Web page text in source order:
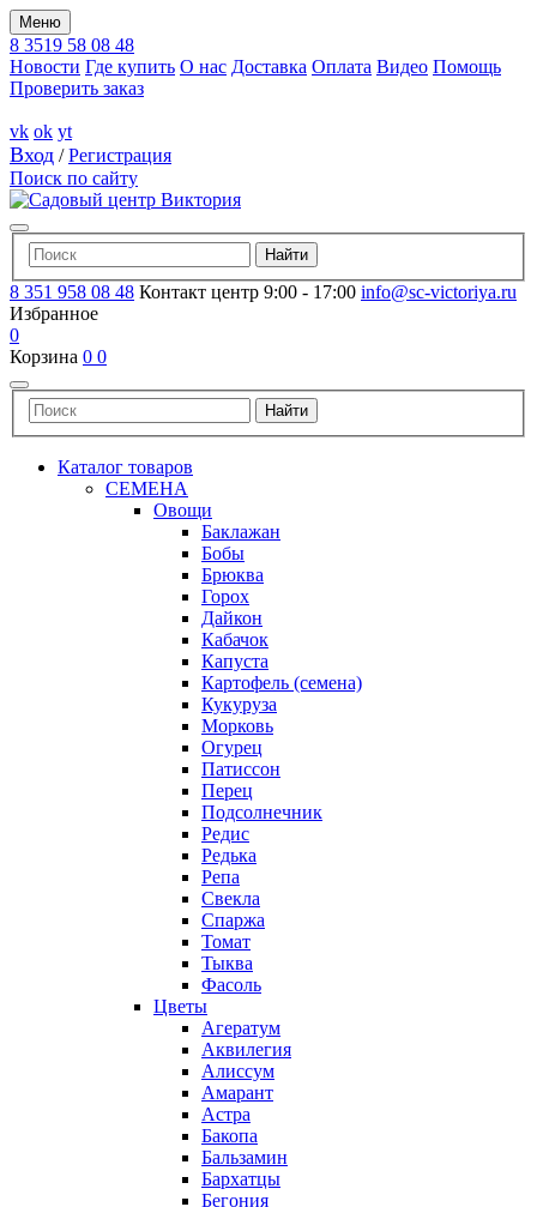
Меню
8 3519 58 08 48
Новости Где купить О нас Доставка Оплата Видео Помощь
Проверить заказ
vk ok yt
Вход /Регистрация
Поиск по сайту
8 351 958 08 48 Контакт центр 9:00 - 17:00 info@sc-victoriya.ru
Избранное
0
Корзина 0 0
Каталог товаров
СЕМЕНА
Овощи
Баклажан
Бобы
Брюква
Горох
Дайкон
Кабачок
Капуста
Картофель (семена)
Кукуруза
Морковь
Огурец
Патиссон
Перец
Подсолнечник
Редис
Редька
Репа
Свекла
Спаржа
Томат
Тыква
Фасоль
Цветы
Агератум
Аквилегия
Алиссум
Амарант
Астра
Бакопа
Бальзамин
Бархатцы
Бегония